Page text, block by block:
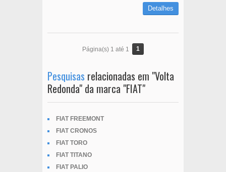
Detalhes
Página(s) 1 até 1 1
Pesquisas relacionadas em "Volta
Redonda" da marca "FIAT"
FIAT FREEMONT
FIAT CRONOS
FIAT TORO
FIAT TITANO
FIAT PALIO